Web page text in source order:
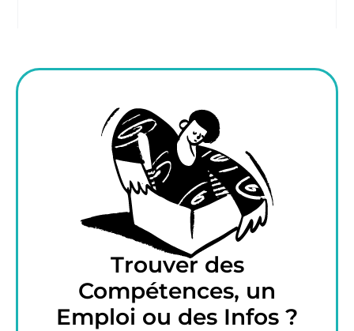
Trouver des
Compétences, un
Emploi ou des Infos ?